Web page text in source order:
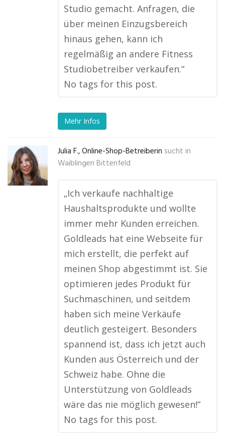
Studio gemacht. Anfragen, die
über meinen Einzugsbereich
hinaus gehen, kann ich
regelmäßig an andere Fitness
Studiobetreiber verkaufen.“
No tags for this post.
Mehr Infos
Julia F., Online-Shop-Betreiberin sucht in
Waiblingen Bittenfeld
„Ich verkaufe nachhaltige
Haushaltsprodukte und wollte
immer mehr Kunden erreichen.
Goldleads hat eine Webseite für
mich erstellt, die perfekt auf
meinen Shop abgestimmt ist. Sie
optimieren jedes Produkt für
Suchmaschinen, und seitdem
haben sich meine Verkäufe
deutlich gesteigert. Besonders
spannend ist, dass ich jetzt auch
Kunden aus Österreich und der
Schweiz habe. Ohne die
Unterstützung von Goldleads
wäre das nie möglich gewesen!“
No tags for this post.